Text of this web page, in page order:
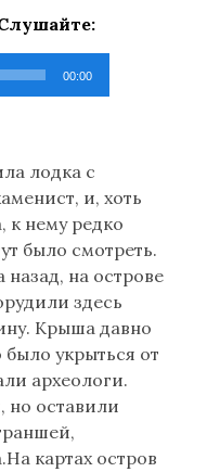
:
00:00
лодка с
и, хоть
к нему редко
было смотреть.
назад, на острове
здесь
Крыша давно
укрыться от
археологи.
но оставили
картах остров